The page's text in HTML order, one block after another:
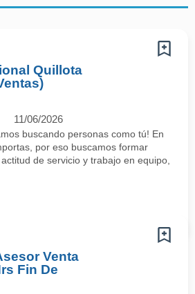
Quillota
11/06/2026
buscando personas como tú! En
por eso buscamos formar
de servicio y trabajo en equipo,
Venta
Fin De